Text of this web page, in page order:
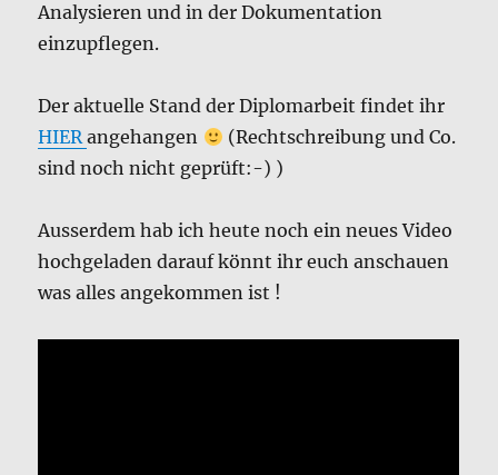
Analysieren und in der Dokumentation
einzupflegen.
Der aktuelle Stand der Diplomarbeit findet ihr
HIERangehangen
(Rechtschreibung und Co.
sind noch nicht geprüft:-) )
Ausserdem hab ich heute noch ein neues Video
hochgeladen darauf könnt ihr euch anschauen
was alles angekommen ist !